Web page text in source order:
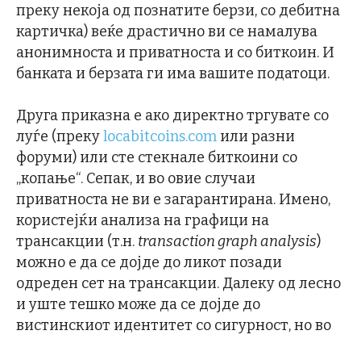
преку некоја од познатите берзи, со дебитна
картичка) веќе драстично ви се намалува
анонимноста и приватноста и со биткоин. И
банката и берзата ги има вашите податоци.
Друга приказна е ако директно тргувате со
луѓе (прекуlocabitcoins.com или разни
форуми) или сте стекнале биткоини со
„копање“. Сепак, и во овие случаи
приватноста не ви е загарантирана. Имено,
користејќи анализа на графици на
трансакции (т.н. transaction graph analysis)
можно е да се дојде до ликот позади
одреден сет на трансакции. Далеку од лесно
и уште тешко може да се дојде до
вистинскиот идентитет со сигурност, но во